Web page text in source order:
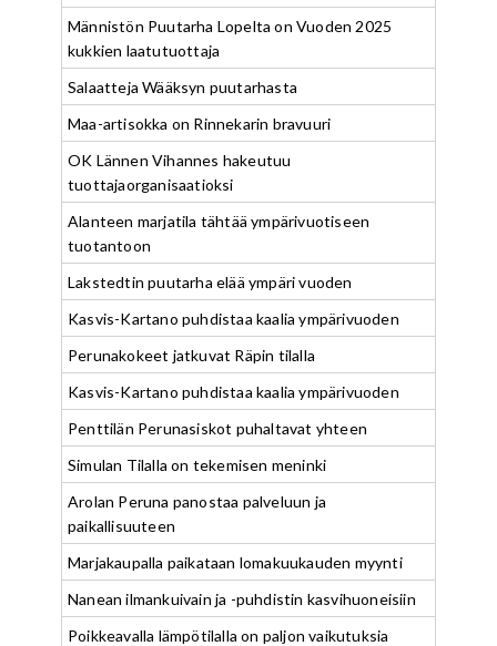
Männistön Puutarha Lopelta on Vuoden 2025
kukkien laatutuottaja
Salaatteja Wääksyn puutarhasta
Maa-artisokka on Rinnekarin bravuuri
OK Lännen Vihannes hakeutuu
tuottajaorganisaatioksi
Alanteen marjatila tähtää ympärivuotiseen
tuotantoon
Lakstedtin puutarha elää ympäri vuoden
Kasvis-Kartano puhdistaa kaalia ympärivuoden
Perunakokeet jatkuvat Räpin tilalla
Kasvis-Kartano puhdistaa kaalia ympärivuoden
Penttilän Perunasiskot puhaltavat yhteen
Simulan Tilalla on tekemisen meninki
Arolan Peruna panostaa palveluun ja
paikallisuuteen
Marjakaupalla paikataan lomakuukauden myynti
Nanean ilmankuivain ja -puhdistin kasvihuoneisiin
Poikkeavalla lämpötilalla on paljon vaikutuksia